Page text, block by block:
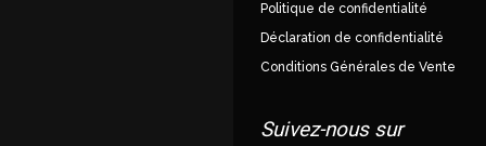
Politique de confidentialité
Déclaration de confidentialité
Conditions Générales de Vente
Suivez-nous sur